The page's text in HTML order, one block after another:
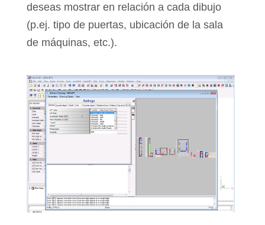
deseas mostrar en relación a cada dibujo
(p.ej. tipo de puertas, ubicación de la sala
de máquinas, etc.).